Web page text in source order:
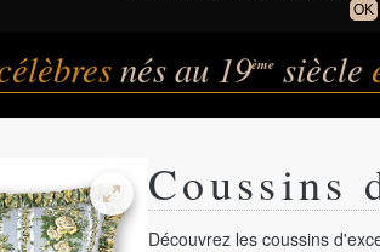
OK
nés au 19ème siècle
Coussins
Découvrez les coussins